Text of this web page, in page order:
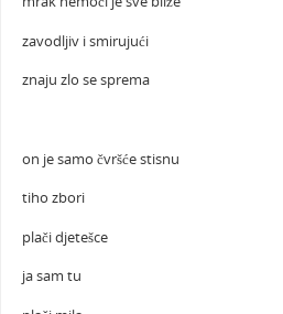
zavodljiv i smirujući
znaju zlo se sprema
on je samo čvršće stisnu
tiho zbori
plači djetešce
ja sam tu